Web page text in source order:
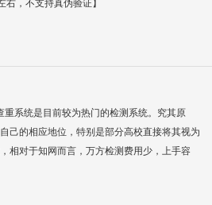
系统是目前较为热门的检测系统。究其原
己的相应地位，特别是部分高校直接将其视为
相对于知网而言，万方检测费用少，上手容